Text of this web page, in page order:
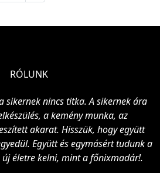
RÓLUNK
sikernek nincs titka. A sikernek ára
a kemény munka, az
akarat. Hisszük, hogy együtt
Együtt és egymásért tudunk a
életre kelni, mint a főnixmadár!.